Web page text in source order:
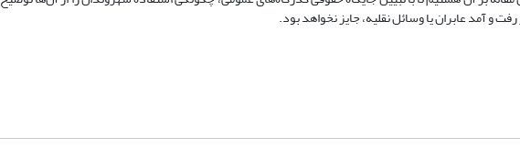
‌و آمد عابران‌ یا وسائل‌ نقلیه،‌ جایز نخواهد بود.